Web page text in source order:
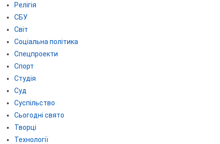
Релігія
СБУ
Світ
Соціальна політика
Спецпроекти
Спорт
Студія
Суд
Суспільство
Сьогодні свято
Творці
Технології